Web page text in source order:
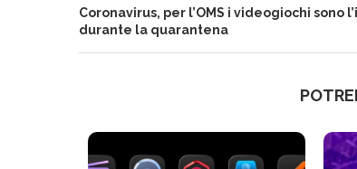
Coronavirus, per l’OMS i videogiochi sono
durante la quarantena